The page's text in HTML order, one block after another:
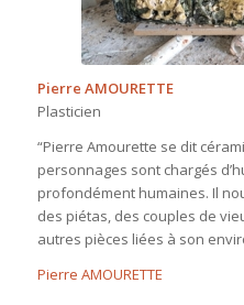
Pierre AMOURETTE
Plasticien
“Pierre Amourette se dit
personnages sont chargés
profondément humaines. Il
des piétas, des couples de
autres pièces liées à son
Pierre AMOURETTE